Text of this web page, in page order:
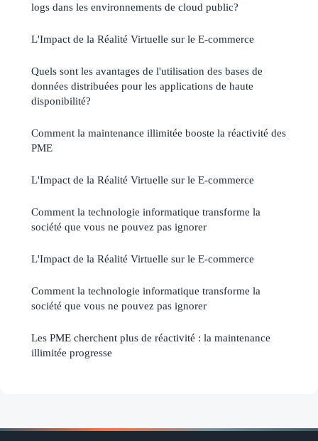
logs dans les environnements de cloud public?
L'Impact de la Réalité Virtuelle sur le E-commerce
Quels sont les avantages de l'utilisation des bases de
données distribuées pour les applications de haute
disponibilité?
Comment la maintenance illimitée booste la réactivité des
PME
L'Impact de la Réalité Virtuelle sur le E-commerce
Comment la technologie informatique transforme la
société que vous ne pouvez pas ignorer
L'Impact de la Réalité Virtuelle sur le E-commerce
Comment la technologie informatique transforme la
société que vous ne pouvez pas ignorer
Les PME cherchent plus de réactivité : la maintenance
illimitée progresse